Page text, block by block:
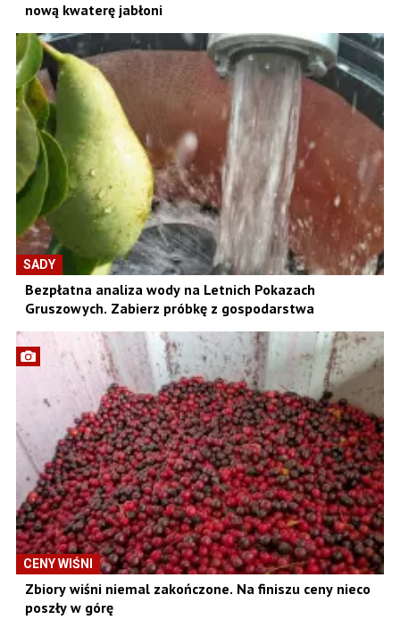
nową kwaterę jabłoni
SADY
Bezpłatna analiza wody na Letnich Pokazach
Gruszowych. Zabierz próbkę z gospodarstwa
CENY WIŚNI
Zbiory wiśni niemal zakończone. Na finiszu ceny nieco
poszły w górę